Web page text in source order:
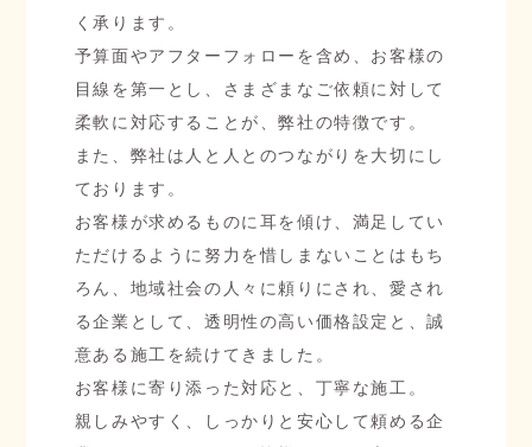
く承ります。
予算面やアフターフォローを含め、お客様の
目線を第一とし、さまざまなご依頼に対して
柔軟に対応することが、弊社の特徴です。
また、弊社は人と人とのつながりを大切にし
ております。
お客様が求めるものに耳を傾け、満足してい
ただけるように努力を惜しまないことはもち
ろん、地域社会の人々に頼りにされ、愛され
る企業として、透明性の高い価格設定と、誠
意ある施工を続けてきました。
お客様に寄り添った対応と、丁寧な施工。
親しみやすく、しっかりと安心して頼める企